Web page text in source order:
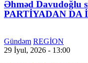
Əhməd Davudoğlu
PARTİYADAN DA
Gündəm REGİON
29 İyul, 2026 - 13:00